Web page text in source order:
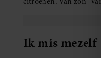
Ik mis mezelf